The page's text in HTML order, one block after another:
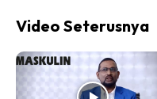
Video Seterusnya